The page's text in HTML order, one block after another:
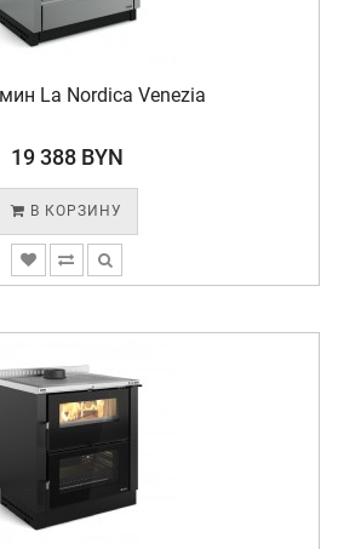
La Nordica Venezia
19 388 BYN
В КОРЗИНУ